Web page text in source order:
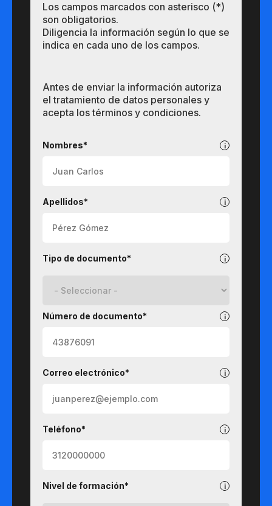
Los campos marcados con asterisco (*)
son obligatorios.
Diligencia la información según lo que se
indica en cada uno de los campos.
Antes de enviar la información autoriza
el tratamiento de datos personales y
acepta los términos y condiciones.
Nombres*
Apellidos*
Tipo de documento*
Número de documento*
Correo electrónico*
Teléfono*
Nivel de formación*